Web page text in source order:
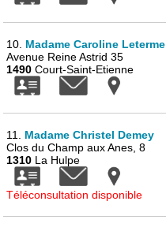
10. Madame Caroline Leterme
Avenue Reine Astrid 35
1490 Court-Saint-Etienne
11. Madame Christel Demey
Clos du Champ aux Anes, 8
1310 La Hulpe
Téléconsultation disponible